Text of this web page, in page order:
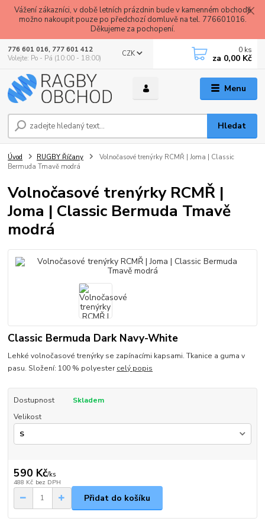
Vážení zákazníci, v době letních prázdnin bude v kamenném obchodě
možno nakoupit pouze po předchozí domluvě na tel. 776601016.
Děkujeme za pochopení.
Menu
CZK
Hledat
776 601 016, 777 601 412
Volejte: Po - Pá (10:00 - 18:00)
0 ks
za 0,00 Kč
Úvod RUGBY Říčany
Volnočasové trenýrky RCMŘ | Joma | Classic
Bermuda Tmavě modrá
Volnočasové trenýrky RCMŘ |
Joma | Classic Bermuda Tmavě
modrá
Classic Bermuda Dark Navy-White
Lehké volnočasové trenýrky se zapínacími kapsami. Tkanice a guma v
pasu. Složení: 100 % polyestercelý popis
Dostupnost
Skladem
Velikost
590 Kč/ks
488 Kč bez DPH
Přidat do košíku